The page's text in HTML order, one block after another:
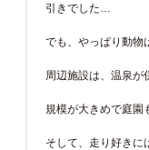
引きでした…
でも、やっぱり動物
周辺施設は、温泉が
規模が大きめで庭園
そして、走り好きに